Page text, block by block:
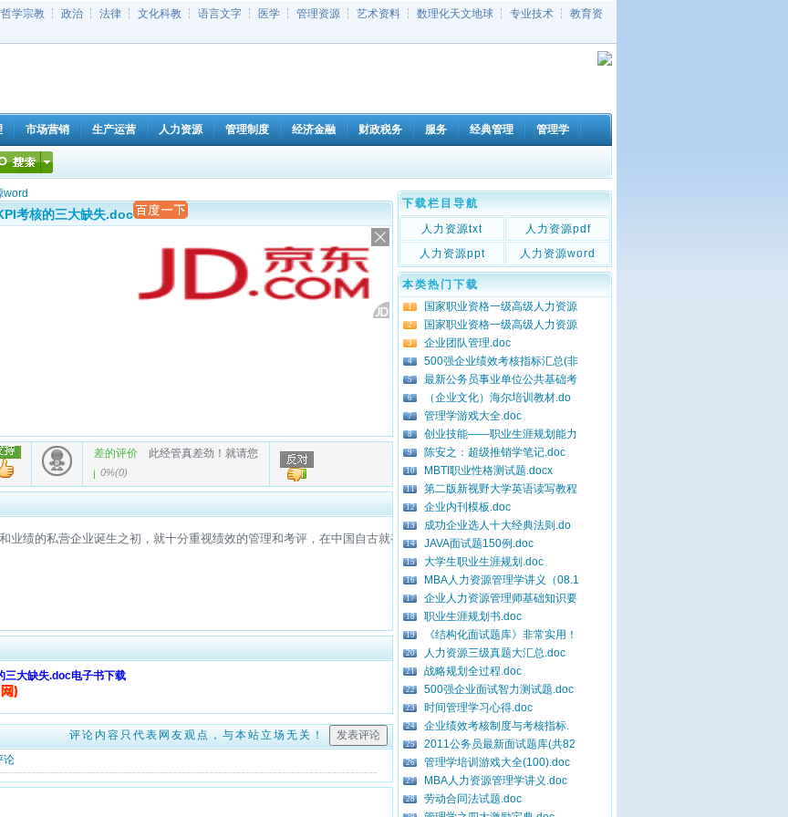
哲学宗教 ┆ 政治 ┆ 法律 ┆ 文化科教 ┆ 语言文字 ┆ 医学 ┆ 管理资源 ┆ 艺术资料 ┆ 数理化天文地球 ┆ 专业技术 ┆ 教育资
市场营销 生产运营 人力资源 管理制度 经济金融 财政税务 服务 经典管理 管理学
word
考核的三大缺失.doc
差的评价 此经管真差劲！就请您
0%(0)
三大缺失.doc电子书下载
评论内容只代表网友观点，与本站立场无关！
论
下载栏目导航
人力资源txt
人力资源pdf
人力资源ppt
人力资源word
本类热门下载
1 国家职业资格一级高级人力资源
2 国家职业资格一级高级人力资源
3 企业团队管理.doc
4 500强企业绩效考核指标汇总(非
5 最新公务员事业单位公共基础考
6 （企业文化）海尔培训教材.do
7 管理学游戏大全.doc
8 创业技能——职业生涯规划能力
9 陈安之：超级推销学笔记.doc
10 MBTI职业性格测试题.docx
11 第二版新视野大学英语读写教程
12 企业内刊模板.doc
13 成功企业选人十大经典法则.do
14 JAVA面试题150例.doc
15 大学生职业生涯规划.doc
16 MBA人力资源管理学讲义（08.1
17 企业人力资源管理师基础知识要
18 职业生涯规划书.doc
19 《结构化面试题库》非常实用！
20 人力资源三级真题大汇总.doc
21 战略规划全过程.doc
22 500强企业面试智力测试题.doc
23 时间管理学习心得.doc
24 企业绩效考核制度与考核指标.
25 2011公务员最新面试题库(共82
26 管理学培训游戏大全(100).doc
27 MBA人力资源管理学讲义.doc
28 劳动合同法试题.doc